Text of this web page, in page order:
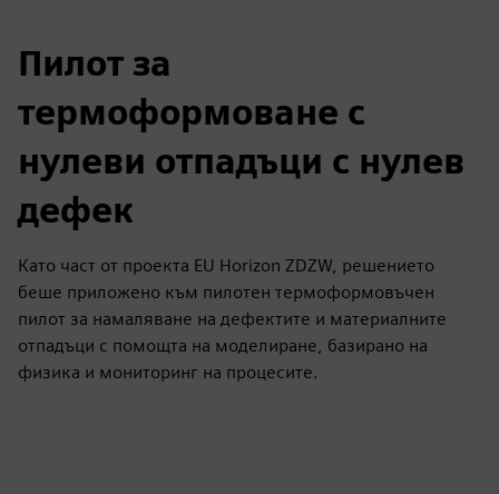
Пилот за
термоформоване с
нулеви отпадъци с нулев
дефек
Като част от проекта EU Horizon ZDZW, решението
беше приложено към пилотен термоформовъчен
пилот за намаляване на дефектите и материалните
отпадъци с помощта на моделиране, базирано на
физика и мониторинг на процесите.